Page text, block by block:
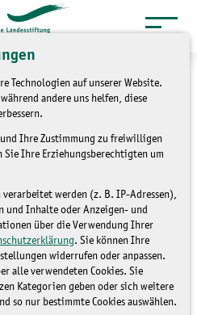
Technologien auf unserer Website.
andere uns helfen, diese
Ihre Zustimmung zu freiwilligen
Sie Ihre Erziehungsberechtigten um
verarbeitet werden (z. B. IP-Adressen),
und Inhalte oder Anzeigen- und
über die Verwendung Ihrer
. Sie können Ihre
widerrufen oder anpassen.
alle verwendeten Cookies. Sie
Kategorien geben oder sich weitere
so nur bestimmte Cookies auswählen.
Medien
für den